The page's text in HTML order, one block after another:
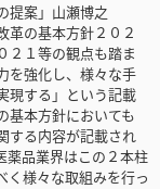
提案」山瀬博之
革の基本方針２０２
２１等の観点も踏ま
を強化し、様々な手
現する」という記載
基本方針においても
する内容が記載され
薬品業界はこの２本柱
く様々な取組みを行っ